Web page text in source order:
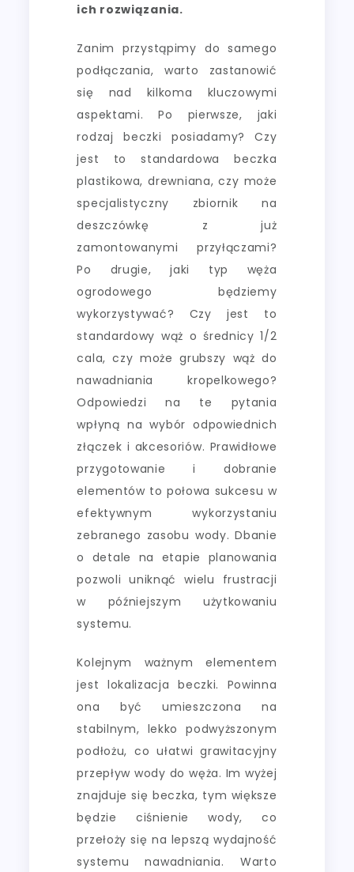
ich rozwiązania.
Zanim przystąpimy do samego
podłączania, warto zastanowić
się nad kilkoma kluczowymi
aspektami. Po pierwsze, jaki
rodzaj beczki posiadamy? Czy
jest to standardowa beczka
plastikowa, drewniana, czy może
specjalistyczny zbiornik na
deszczówkę z już
zamontowanymi przyłączami?
Po drugie, jaki typ węża
ogrodowego będziemy
wykorzystywać? Czy jest to
standardowy wąż o średnicy 1/2
cala, czy może grubszy wąż do
nawadniania kropelkowego?
Odpowiedzi na te pytania
wpłyną na wybór odpowiednich
złączek i akcesoriów. Prawidłowe
przygotowanie i dobranie
elementów to połowa sukcesu w
efektywnym wykorzystaniu
zebranego zasobu wody. Dbanie
o detale na etapie planowania
pozwoli uniknąć wielu frustracji
w późniejszym użytkowaniu
systemu.
Kolejnym ważnym elementem
jest lokalizacja beczki. Powinna
ona być umieszczona na
stabilnym, lekko podwyższonym
podłożu, co ułatwi grawitacyjny
przepływ wody do węża. Im wyżej
znajduje się beczka, tym większe
będzie ciśnienie wody, co
przełoży się na lepszą wydajność
systemu nawadniania. Warto